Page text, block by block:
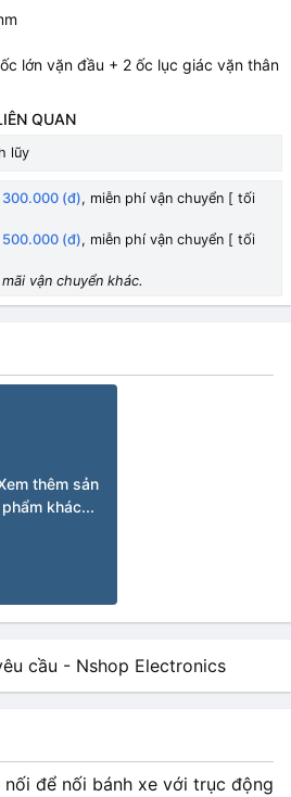
lớn vặn đầu + 2 ốc lục giác vặn thân
QUAN
lũy
300.000 (đ), miễn phí vận chuyển [ tối
500.000 (đ), miễn phí vận chuyển [ tối
vận chuyển khác.
thêm sản
phẩm khác...
để nối bánh xe với trục động